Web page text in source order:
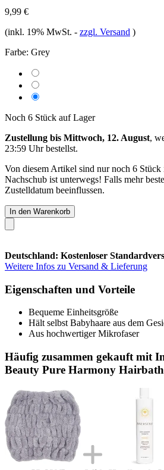
9,99 €
(inkl. 19% MwSt. - zzgl. Versand )
Farbe: Grey
Noch 6 Stück auf Lager
Zustellung bis Mittwoch, 12. August,
23:59 Uhrbestellst.
Von diesem Artikel sind nur noch 6 Stück
Nachschub ist unterwegs! Falls mehr
Zustelldatum beeinflussen.
In den Warenkorb
Deutschland: Kostenloser
Weitere Infos zu Versand & Lieferung
Eigenschaften und Vorteile
Bequeme Einheitsgröße
Hält selbst Babyhaare aus dem
Aus hochwertiger Mikrofaser
Häufig zusammen gekauft mit
Beauty Pure Harmony